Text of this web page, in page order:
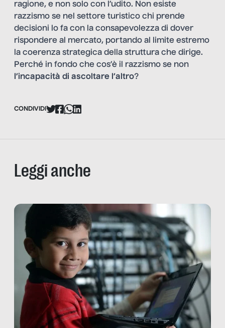
ragione, e non solo con l’udito. Non esiste
razzismo se nel settore turistico chi prende
decisioni lo fa con la consapevolezza di dover
rispondere al mercato, portando al limite estremo
la coerenza strategica della struttura che dirige.
Perché in fondo che cos’è il razzismo se non
l’incapacità di ascoltare l’altro?
CONDIVIDI
Leggi anche